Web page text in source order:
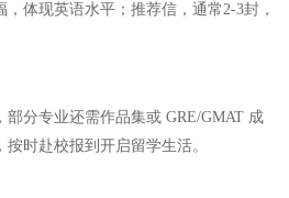
体现英语水平；推荐信，通常2-3封，
分专业还需作品集或 GRE/GMAT 成
时赴校报到开启留学生活。